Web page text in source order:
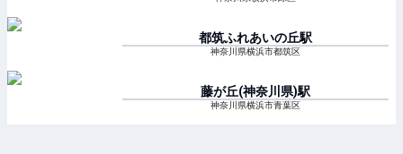
都筑ふれあいの丘駅
神奈川県横浜市都筑区
藤が丘(神奈川県)駅
神奈川県横浜市青葉区